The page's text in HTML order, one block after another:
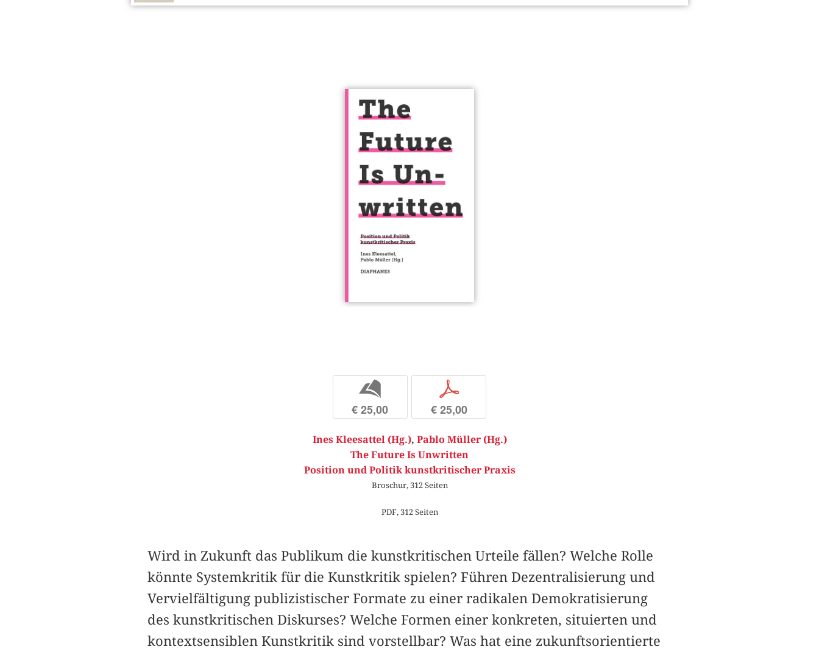
b
€ 25,00
p
€ 25,00
Ines Kleesattel (Hg.), Pablo Müller (Hg.)
The Future Is Unwritten
Position und Politik kunstkritischer Praxis
Broschur, 312 Seiten
PDF, 312 Seiten
Wird in Zukunft das Publikum die kunstkritischen Urteile fällen? Welche Rolle
könnte Systemkritik für die Kunstkritik spielen? Führen Dezentralisierung und
Vervielfältigung publizistischer Formate zu einer radikalen Demokratisierung
des kunstkritischen Diskurses? Welche Formen einer konkreten, situierten und
kontextsensiblen Kunstkritik sind vorstellbar? Was hat eine zukunftsorientierte